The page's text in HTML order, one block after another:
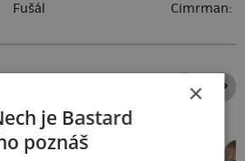
Fušál
POTLAČE ×
je Bastard
poznáš